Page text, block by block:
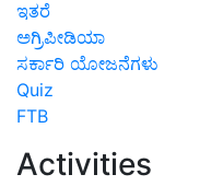
ಇತರೆ
ಅಗ್ರಿಪೀಡಿಯಾ
ಸರ್ಕಾರಿ ಯೋಜನೆಗಳು
Quiz
FTB
Activities